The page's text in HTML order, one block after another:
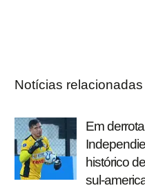
Notícias relacionadas
Em
histórico
sul-